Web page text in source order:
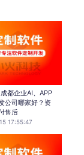
都企业AI、APP
公司哪家好？资
售后
17:55:47